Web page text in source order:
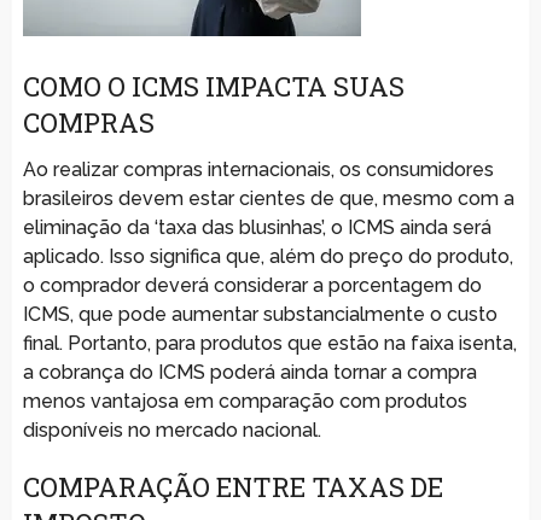
COMO O ICMS IMPACTA SUAS
COMPRAS
Ao realizar compras internacionais, os consumidores
brasileiros devem estar cientes de que, mesmo com a
eliminação da ‘taxa das blusinhas’, o ICMS ainda será
aplicado. Isso significa que, além do preço do produto,
o comprador deverá considerar a porcentagem do
ICMS, que pode aumentar substancialmente o custo
final. Portanto, para produtos que estão na faixa isenta,
a cobrança do ICMS poderá ainda tornar a compra
menos vantajosa em comparação com produtos
disponíveis no mercado nacional.
COMPARAÇÃO ENTRE TAXAS DE